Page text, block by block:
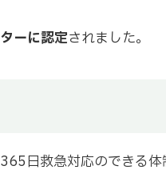
ーに認定されました。
日救急対応のできる